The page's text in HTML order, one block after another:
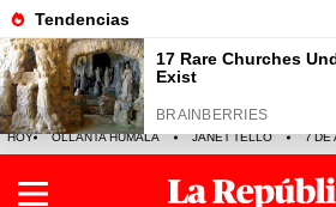
HOY OLLANTA HUMALA JANET TELLO 7 DE